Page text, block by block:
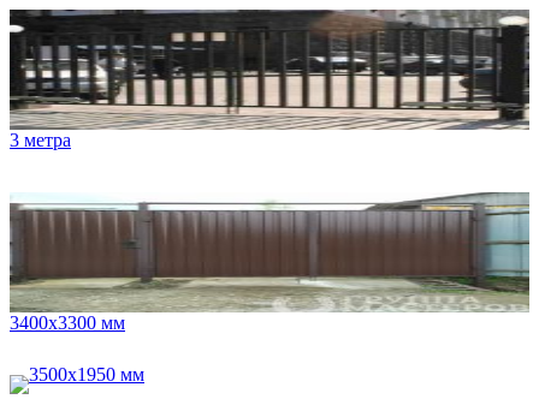
3 метра
3400х3300 мм